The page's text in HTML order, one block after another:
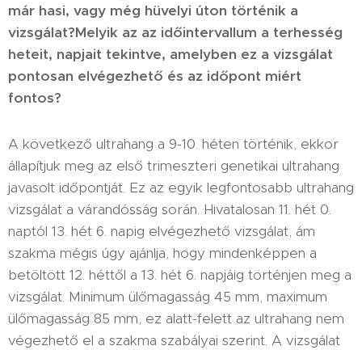
már hasi, vagy még hüvelyi úton történik a
vizsgálat?Melyik az az időintervallum a terhesség
heteit, napjait tekintve, amelyben ez a vizsgálat
pontosan elvégezhető és az időpont miért
fontos?
A következő ultrahang a 9-10. héten történik, ekkor
állapítjuk meg az első trimeszteri genetikai ultrahang
javasolt időpontját. Ez az egyik legfontosabb ultrahang
vizsgálat a várandósság során. Hivatalosan 11. hét 0.
naptól 13. hét 6. napig elvégezhető vizsgálat, ám
szakma mégis úgy ajánlja, hogy mindenképpen a
betöltött 12. héttől a 13. hét 6. napjáig történjen meg a
vizsgálat. Minimum ülőmagasság 45 mm, maximum
ülőmagasság 85 mm, ez alatt-felett az ultrahang nem
végezhető el a szakma szabályai szerint. A vizsgálat